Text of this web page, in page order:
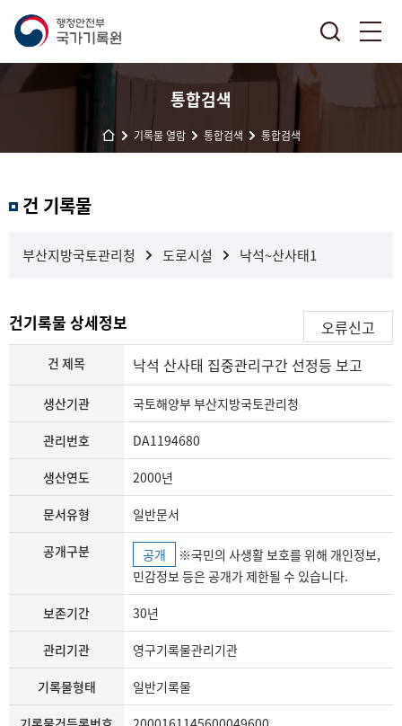
통합검색
기록물 열람 통합검색 통합검색
과 건 기록물
부산지방국토관리청 도로시설 낙석~산사태1
건기록물 상세정보 오류신고
건 제목 낙석 산사태 집중관리구간 선정등 보고
생산기관 국토해양부 부산지방국토관리청
관리번호 DA1194680
생산연도 2000년
문서유형 일반문서
공개구분 공개
민감정보 등은 공개가 제한될 수 있습니다.
보존기간 30년
관리기관 영구기록물관리기관
기록물형태 일반기록물